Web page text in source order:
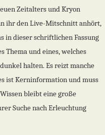
Zeitalters und Kryon
ihr den Live-Mitschnitt anhört,
in dieser schriftlichen Fassung
Thema und eines, welches
halten. Es reizt manche
ist Kerninformation und muss
bleibt eine große
Suche nach Erleuchtung